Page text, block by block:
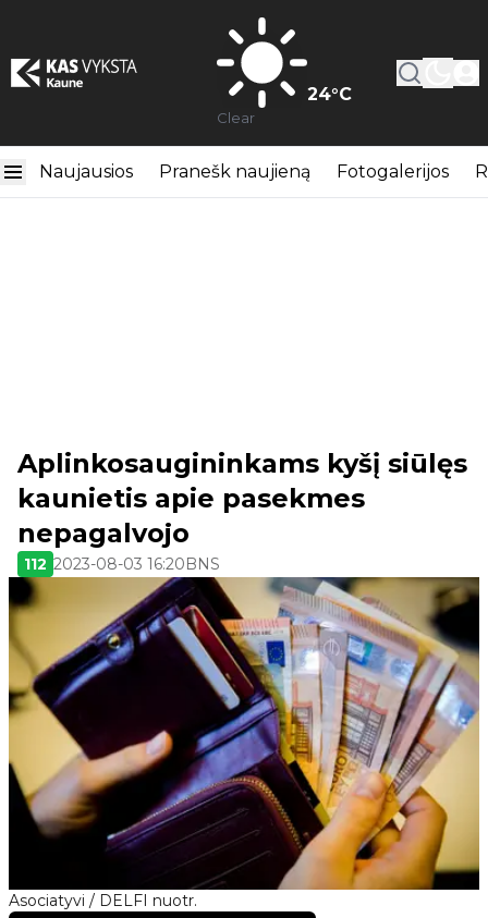
24°C
Clear
Naujausios Pranešk naujieną Fotogalerijos
Asociatyvi / DELFI nuotr.
Aplinkosaugininkams kyšį siūlęs
kaunietis apie pasekmes
nepagalvojo
112 2023-08-03 16:20BNS